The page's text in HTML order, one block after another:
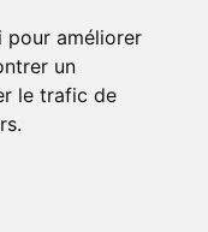
pour améliorer
un
le trafic de
et